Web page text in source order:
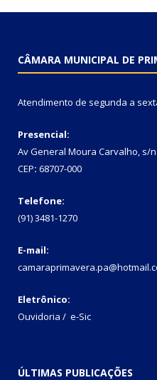
CÂMARA MUNICIPAL DE
Atendimento de segunda a
Presencial:
Av General Moura Carvalho, s/
CEP: 68707-000
Telefone:
(91) 3481-1270
E-mail:
Eletrônico:
Ouvidoria / e-Sic
ÚLTIMAS PUBLICAÇÕES